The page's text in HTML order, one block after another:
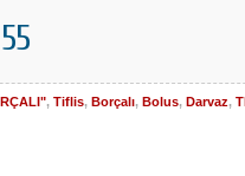
, Tiflis, Borçalı, Bolus, Darvaz,